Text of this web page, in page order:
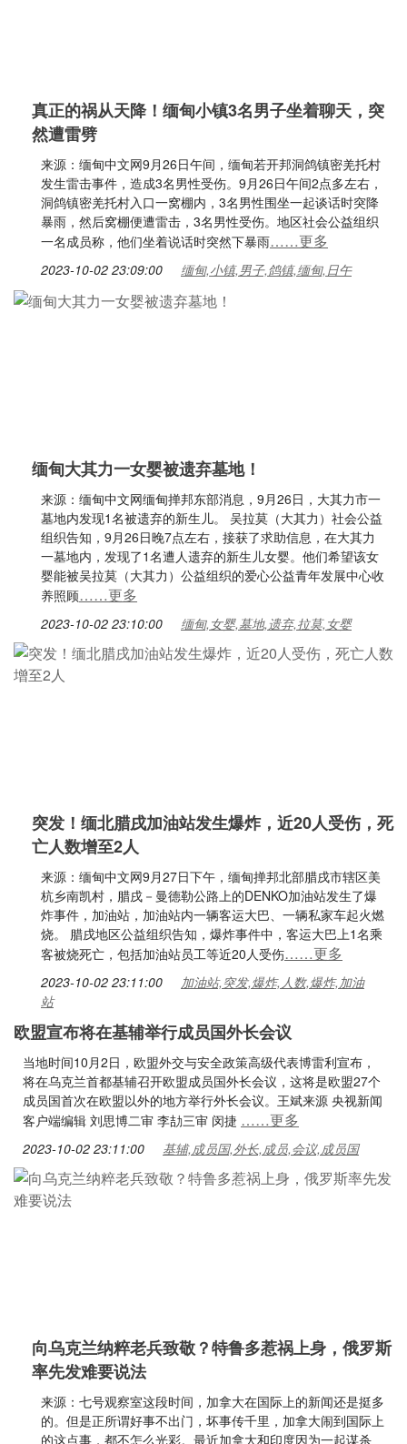
真正的祸从天降！缅甸小镇3名男子坐着聊天，突
然遭雷劈
来源：缅甸中文网9月26日午间，缅甸若开邦洞鸽镇密羌托村
发生雷击事件，造成3名男性受伤。9月26日午间2点多左右，
洞鸽镇密羌托村入口一窝棚内，3名男性围坐一起谈话时突降
暴雨，然后窝棚便遭雷击，3名男性受伤。地区社会公益组织
一名成员称，他们坐着说话时突然下暴雨……更多
2023-10-02 23:09:00 缅甸,小镇,男子,鸽镇,缅甸,日午
缅甸大其力一女婴被遗弃墓地！
来源：缅甸中文网缅甸掸邦东部消息，9月26日，大其力市一
墓地内发现1名被遗弃的新生儿。 吴拉莫（大其力）社会公益
组织告知，9月26日晚7点左右，接获了求助信息，在大其力
一墓地内，发现了1名遭人遗弃的新生儿女婴。他们希望该女
婴能被吴拉莫（大其力）公益组织的爱心公益青年发展中心收
养照顾……更多
2023-10-02 23:10:00 缅甸,女婴,墓地,遗弃,拉莫,女婴
突发！缅北腊戌加油站发生爆炸，近20人受伤，死
亡人数增至2人
来源：缅甸中文网9月27日下午，缅甸掸邦北部腊戌市辖区美
杭乡南凯村，腊戌－曼德勒公路上的DENKO加油站发生了爆
炸事件，加油站，加油站内一辆客运大巴、一辆私家车起火燃
烧。 腊戌地区公益组织告知，爆炸事件中，客运大巴上1名乘
客被烧死亡，包括加油站员工等近20人受伤……更多
2023-10-02 23:11:00
加油站,突发,爆炸,人数,爆炸,加油
站
欧盟宣布将在基辅举行成员国外长会议
当地时间10月2日，欧盟外交与安全政策高级代表博雷利宣布，
将在乌克兰首都基辅召开欧盟成员国外长会议，这将是欧盟27个
成员国首次在欧盟以外的地方举行外长会议。王斌来源 央视新闻
客户端编辑 刘思博二审 李劼三审 闵捷 ……更多
2023-10-02 23:11:00 基辅,成员国,外长,成员,会议,成员国
向乌克兰纳粹老兵致敬？特鲁多惹祸上身，俄罗斯
率先发难要说法
来源：七号观察室这段时间，加拿大在国际上的新闻还是挺多
的。但是正所谓好事不出门，坏事传千里，加拿大闹到国际上
的这点事，都不怎么光彩。最近加拿大和印度因为一起谋杀